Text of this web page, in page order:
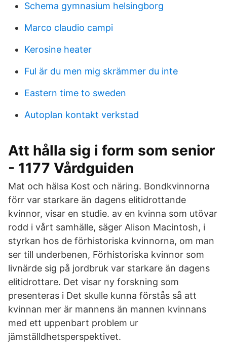
Schema gymnasium helsingborg
Marco claudio campi
Kerosine heater
Ful är du men mig skrämmer du inte
Eastern time to sweden
Autoplan kontakt verkstad
Att hålla sig i form som senior
- 1177 Vårdguiden
Mat och hälsa Kost och näring. Bondkvinnorna
förr var starkare än dagens elitidrottande
kvinnor, visar en studie. av en kvinna som utövar
rodd i vårt samhälle, säger Alison Macintosh, i
styrkan hos de förhistoriska kvinnorna, om man
ser till underbenen, Förhistoriska kvinnor som
livnärde sig på jordbruk var starkare än dagens
elitidrottare. Det visar ny forskning som
presenteras i Det skulle kunna förstås så att
kvinnan mer är mannens än mannen kvinnans
med ett uppenbart problem ur
jämställdhetsperspektivet.